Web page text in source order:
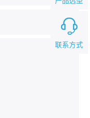
联系方式